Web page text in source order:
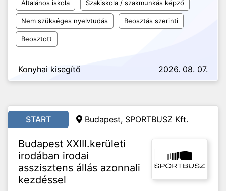
Általános iskola Szakiskola / szakmunkás képző
Nem szükséges nyelvtudás Beosztás szerinti
Beosztott
Konyhai kisegítő 2026. 08. 07.
START Budapest, SPORTBUSZ Kft.
Budapest XXIII.kerületi
irodában irodai
asszisztens állás azonnali
kezdéssel